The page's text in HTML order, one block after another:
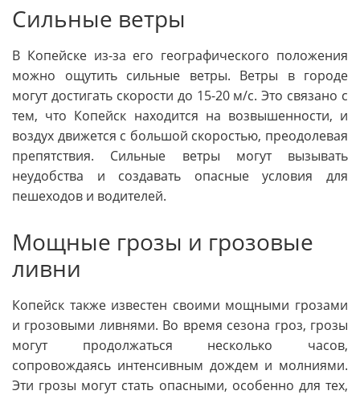
Сильные ветры
В Копейске из-за его географического положения
можно ощутить сильные ветры. Ветры в городе
могут достигать скорости до 15-20 м/c. Это связано с
тем, что Копейск находится на возвышенности, и
воздух движется с большой скоростью, преодолевая
препятствия. Сильные ветры могут вызывать
неудобства и создавать опасные условия для
пешеходов и водителей.
Мощные грозы и грозовые
ливни
Копейск также известен своими мощными грозами
и грозовыми ливнями. Во время сезона гроз, грозы
могут продолжаться несколько часов,
сопровождаясь интенсивным дождем и молниями.
Эти грозы могут стать опасными, особенно для тех,